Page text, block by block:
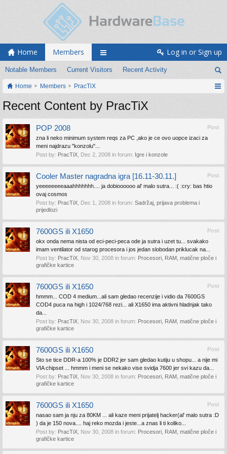
Home Members
Notable Members Current Visitors Recent Activity
Log in or Sign up
Home Members PracTiX
Recent Content by PracTiX
Post
POP 2008
zna li neko minimum system reqs za PC ,ako je ce ovo uopce izaci za
meni najdrazu "konzolu"...
Post by: PracTiX Dec 2, 2008 in forum: Igre i konzole
Post
Cooler Master nagradna igra [16.11-30.11.]
yeeeeeeeeaaahhhhhhh.... ja dobioooooo al' malo sutra... :( :cry: bas htio
ovaj cosmos
Post by: PracTiX Dec 1, 2008 in forum: Sadržaj, prijava problema i
prijedlozi
Post
7600GS ili X1650
okx onda nema nista od eci-peci-peca ode ja sutra i uzet tu... svakako
imam ventilator od starog procesora i jos jedan slobodan priklucak na...
Post by: PracTiX Nov 30, 2008 in forum: Procesori, RAM, matične ploče i
grafičke kartice
Post
7600GS ili X1650
hmmm... COD 4 medium...ali sam gledao recenzije i vidio da 7600GS
COD4 puca na high i 1024/768 rezi... ali X1650 ima aktivni hladnjak tako
da...
Post by: PracTiX Nov 30, 2008 in forum: Procesori, RAM, matične ploče i
grafičke kartice
Post
7600GS ili X1650
Sto se tice DDR-a 100% je DDR2 jer sam gledao kutiju u shopu... a nije mi
VIA chipset ... hmmm i meni se nekako vise svidja 7600 jer svi kazu da...
Post by: PracTiX Nov 30, 2008 in forum: Procesori, RAM, matične ploče i
grafičke kartice
Post
7600GS ili X1650
nasao sam ja nju za 80KM ... ali kaze meni prijatelj hacker(al' malo sutra :D
) da je 150 nova.... haj reko mozda i jeste...a znas li ti koliko...
Post by: PracTiX Nov 30, 2008 in forum: Procesori, RAM, matične ploče i
grafičke kartice